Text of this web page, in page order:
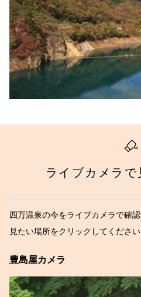
ライブカメラで
四万温泉の今をライブカメラで確認
見たい場所をクリックしてください
豊島屋カメラ